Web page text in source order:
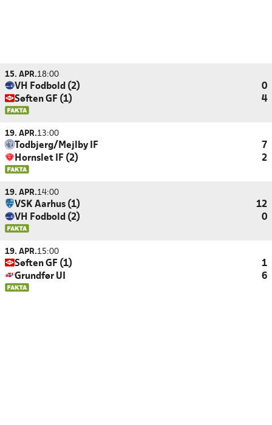
15. APR.18:00
VH Fodbold (2)
0
Søften GF (1)
4
19. APR.13:00
Todbjerg/Mejlby IF
7
Hornslet IF (2)
2
19. APR.14:00
VSK Aarhus (1)
12
VH Fodbold (2)
0
19. APR.15:00
Søften GF (1)
1
Grundfør UI
6